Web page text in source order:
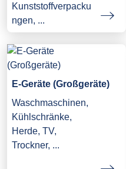
Kunststoffverpacku
ngen, ...
E-Geräte (Großgeräte)
Waschmaschinen,
Kühlschränke,
Herde, TV,
Trockner, ...